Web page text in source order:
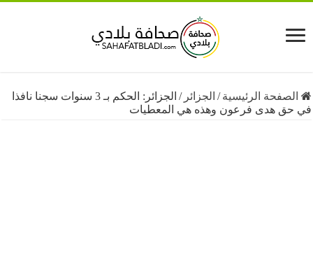
الرئيسية /الجزائر/
الجزائر: الحكم بـ 3 سنوات سجنا نافذا
هدى فرعون وهذه هي المعطيات